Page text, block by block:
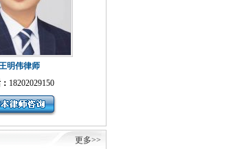
明伟律师
18202029150
更多>>